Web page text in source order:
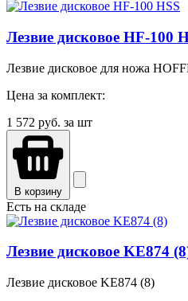
Лезвие дисковое HF-100
Лезвие дисковое для ножа
Цена за комплект:
1 572 руб. за шт
В корзину
Есть на складе
Лезвие дисковое KE874
Лезвие дисковое KE874 (8)